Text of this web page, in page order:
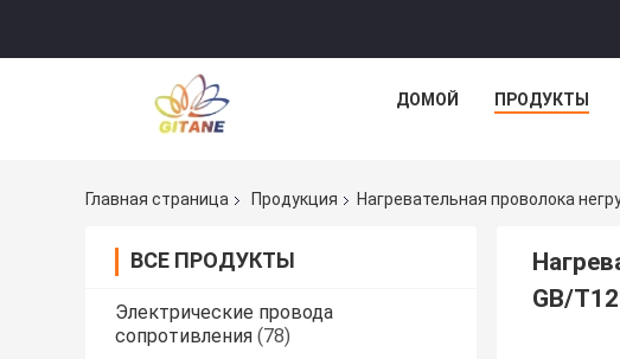
ДОМОЙ ПРОДУКТЫ
Главная страница Продукция Нагревательная проволока
ВСЕ ПРОДУКТЫ
Электрические провода
сопротивления (78)
GB/